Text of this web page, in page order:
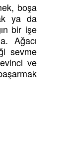
boşa
ya da
bir işe
Ağacı
sevme
ve